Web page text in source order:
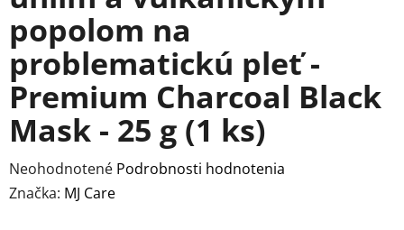
popolom na
problematickú pleť -
Premium Charcoal Black
Mask - 25 g (1 ks)
Priemerné
hodnotenie
Neohodnotené Podrobnosti hodnotenia
Značka: MJ Care